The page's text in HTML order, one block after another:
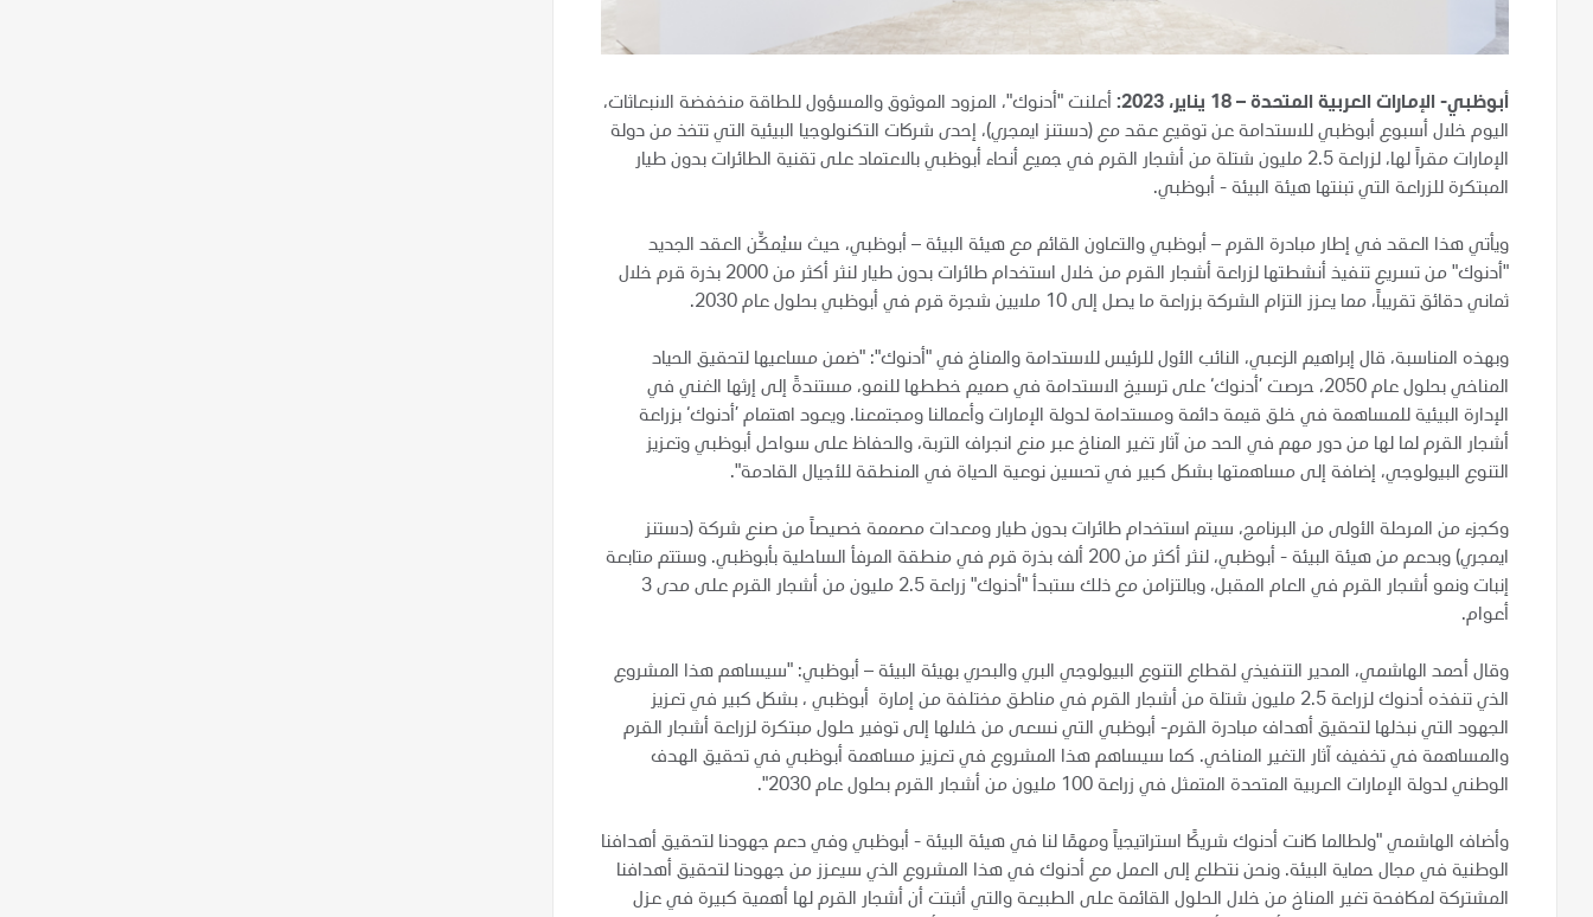
أبوظبي- الإمارات العربية المتحدة – 18 يناير، 2023:
أعلنت "أدنوك"، المزود الموثوق والمسؤول للطاقة منخفضة الانبعاثات،
اليوم خلال أسبوع أبوظبي للاستدامة عن توقيع عقد مع (دستنز ايمجري)، إحدى شركات التكنولوجيا البيئية التي تتخذ من دولة
الإمارات مقراً لها، لزراعة 2.5 مليون شتلة من أشجار القرم في جميع أنحاء أبوظبي بالاعتماد على تقنية الطائرات بدون طيار
المبتكرة للزراعة التي تبنتها هيئة البيئة - أبوظبي.
ويأتي هذا العقد في إطار مبادرة القرم – أبوظبي والتعاون القائم مع هيئة البيئة – أبوظبي، حيث سيُمكِّن العقد الجديد
"أدنوك" من تسريع تنفيذ أنشطتها لزراعة أشجار القرم من خلال استخدام طائرات بدون طيار لنثر أكثر من 2000 بذرة قرم خلال
ثماني دقائق تقريباً، مما يعزز التزام الشركة بزراعة ما يصل إلى 10 ملايين شجرة قرم في أبوظبي بحلول عام 2030.
وبهذه المناسبة، قال إبراهيم الزعبي، النائب الأول للرئيس للاستدامة والمناخ في "أدنوك": "ضمن مساعيها لتحقيق الحياد
المناخي بحلول عام 2050، حرصت ’أدنوك‘ على ترسيخ الاستدامة في صميم خططها للنمو، مستندةً إلى إرثها الغني في
الإدارة البيئية للمساهمة في خلق قيمة دائمة ومستدامة لدولة الإمارات وأعمالنا ومجتمعنا. ويعود اهتمام ’أدنوك‘ بزراعة
أشجار القرم لما لها من دور مهم في الحد من آثار تغير المناخ عبر منع انجراف التربة، والحفاظ على سواحل أبوظبي وتعزيز
التنوع البيولوجي، إضافة إلى مساهمتها بشكل كبير في تحسين نوعية الحياة في المنطقة للأجيال القادمة".
وكجزء من المرحلة الأولى من البرنامج، سيتم استخدام طائرات بدون طيار ومعدات مصممة خصيصاً من صنع شركة (دستنز
ايمجري) وبدعم من هيئة البيئة - أبوظبي، لنثر أكثر من 200 ألف بذرة قرم في منطقة المرفأ الساحلية بأبوظبي. وستتم متابعة
إنبات ونمو أشجار القرم في العام المقبل، وبالتزامن مع ذلك ستبدأ "أدنوك" زراعة 2.5 مليون من أشجار القرم على مدى 3
أعوام.
وقال أحمد الهاشمي، المدير التنفيذي لقطاع التنوع البيولوجي البري والبحري بهيئة البيئة – أبوظبي: "سيساهم هذا المشروع
الذي تنفذه أدنوك لزراعة 2.5 مليون شتلة من أشجار القرم في مناطق مختلفة من إمارة أبوظبي ، بشكل كبير في تعزيز
الجهود التي نبذلها لتحقيق أهداف مبادرة القرم- أبوظبي التي نسعى من خلالها إلى توفير حلول مبتكرة لزراعة أشجار القرم
والمساهمة في تخفيف آثار التغير المناخي. كما سيساهم هذا المشروع في تعزيز مساهمة أبوظبي في تحقيق الهدف
الوطني لدولة الإمارات العربية المتحدة المتمثل في زراعة 100 مليون من أشجار القرم بحلول عام 2030".
وأضاف الهاشمي "ولطالما كانت أدنوك شريكًا استراتيجياً ومهمًا لنا في هيئة البيئة - أبوظبي وفي دعم جهودنا لتحقيق أهدافنا
الوطنية في مجال حماية البيئة. ونحن نتطلع إلى العمل مع أدنوك في هذا المشروع الذي سيعزز من جهودنا لتحقيق أهدافنا
المشتركة لمكافحة تغير المناخ من خلال الحلول القائمة على الطبيعة والتي أثبتت أن أشجار القرم لها أهمية كبيرة في عزل